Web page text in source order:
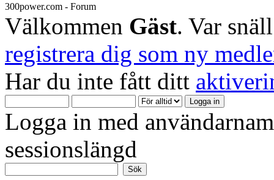
300power.com - Forum
Välkommen Gäst. Var
registrera dig som ny
Har du inte fått ditt
Logga in med
sessionslängd